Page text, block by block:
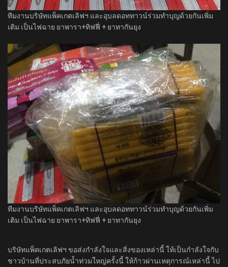
ทีมงานบริษัทแพ็คเกตเลิฟฯ​ และอุบลดอททาวน์ร่วมทำบุญด้วยกันเพิ่ม
เติม เป็นไฟฉาย ยาพารา+ทิฟฟี่ + ยาทากันยุง
ทีมงานบริษัทแพ็คเกตเลิฟฯ​ และอุบลดอททาวน์ร่วมทำบุญด้วยกันเพิ่ม
เติม เป็นไฟฉาย ยาพารา+ทิฟฟี่ + ยาทากันยุง
บริษัทแพ็คเกตเลิฟฯ​ ขอส่งกำลังใจและสิ่งของเหล่านี้ ให้เป็นกำลังใจกับ
ชาวบ้านที่ประสบภัยน้ำท่วมใหญ่ครั้งนี้ ให้ก้าวผ่านเหตุการณ์เหล่านี้ ไป